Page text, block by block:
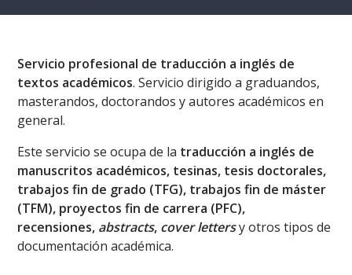
Servicio profesional de traducción a inglés de
textos académicos. Servicio dirigido a graduandos,
masterandos, doctorandos y autores académicos en
general.
Este servicio se ocupa de la traducción a inglés de
manuscritos académicos, tesinas, tesis doctorales,
trabajos fin de grado (TFG), trabajos fin de máster
(TFM), proyectos fin de carrera (PFC),
recensiones, abstracts, cover lettersy otros tipos de
documentación académica.